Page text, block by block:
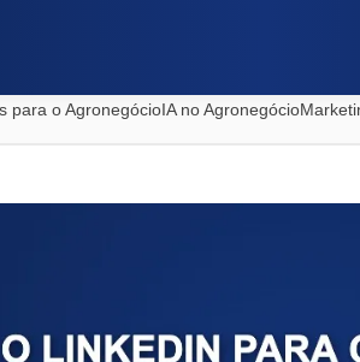
para o AgronegócioIA no Agronegócio